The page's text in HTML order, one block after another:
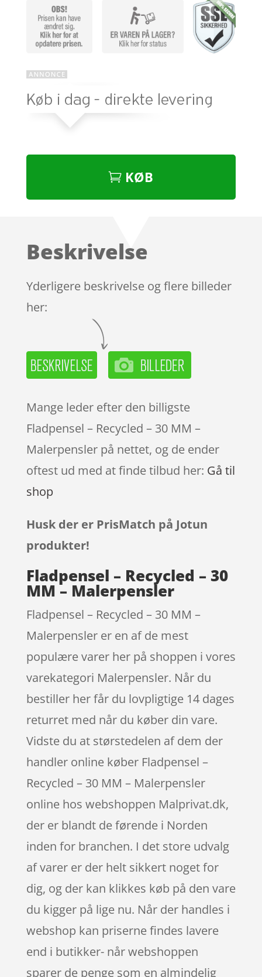
KØB
Beskrivelse
Yderligere beskrivelse og flere billeder
her:
Mange leder efter den billigste
Fladpensel – Recycled – 30 MM –
Malerpensler på nettet, og de ender
oftest ud med at finde tilbud her: Gå til
shop
Husk der er PrisMatch på Jotun
produkter!
Fladpensel – Recycled – 30
MM – Malerpensler
Fladpensel – Recycled – 30 MM –
Malerpensler er en af de mest
populære varer her på shoppen i vores
varekategori Malerpensler. Når du
bestiller her får du lovpligtige 14 dages
returret med når du køber din vare.
Vidste du at størstedelen af dem der
handler online køber Fladpensel –
Recycled – 30 MM – Malerpensler
online hos webshoppen Malprivat.dk,
der er blandt de førende i Norden
inden for branchen. I det store udvalg
af varer er der helt sikkert noget for
dig, og der kan klikkes køb på den vare
du kigger på lige nu. Når der handles i
webshop kan priserne findes lavere
end i butikker- når webshoppen
sparer de penge som en almindelig